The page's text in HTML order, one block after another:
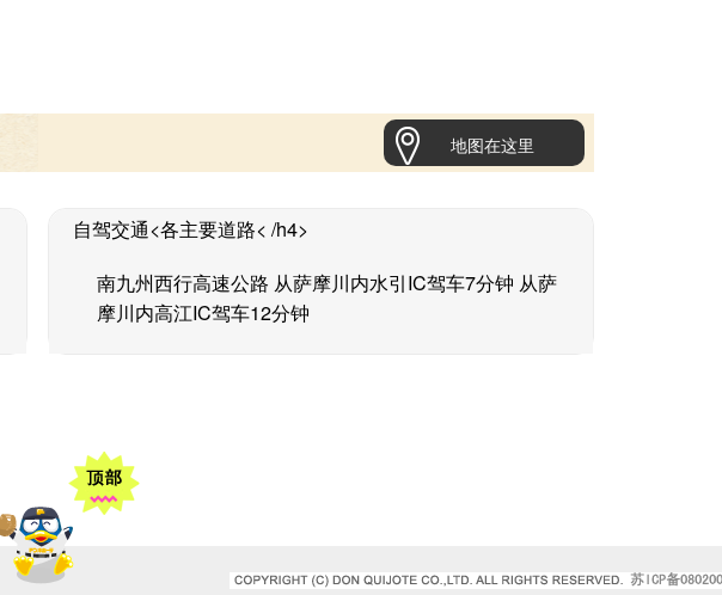
地图在这里
自驾交通<各主要道路< /h4>
南九州西行高速公路 从萨摩川内水引IC驾车7分钟 从萨
摩川内高江IC驾车12分钟